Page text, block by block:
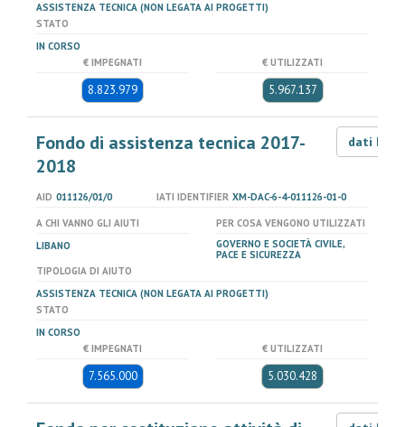
ASSISTENZA TECNICA (NON LEGATA AI PROGETTI)
STATO
IN CORSO
€ IMPEGNATI
8.823.979
€ UTILIZZATI
5.967.137
Fondo di assistenza tecnica 2017-
2018
dati LOD
AID 011126/01/0 IATI IDENTIFIER XM-DAC-6-4-011126-01-0
A CHI VANNO GLI AIUTI
LIBANO
PER COSA VENGONO UTILIZZATI
GOVERNO E SOCIETÀ CIVILE,
PACE E SICUREZZA
TIPOLOGIA DI AIUTO
ASSISTENZA TECNICA (NON LEGATA AI PROGETTI)
STATO
IN CORSO
€ IMPEGNATI
7.565.000
€ UTILIZZATI
5.030.428